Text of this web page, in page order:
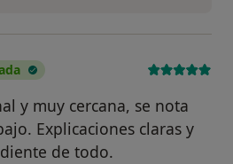
y muy cercana, se nota
Explicaciones claras y
de todo.